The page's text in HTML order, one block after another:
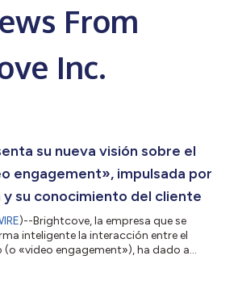
From
Inc.
su nueva visión sobre el
engagement», impulsada por
su conocimiento del cliente
)--Brightcove, la empresa que se
inteligente la interacción entre el
(o «video engagement»), ha dado a